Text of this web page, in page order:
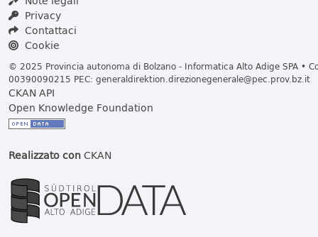
Privacy
Contattaci
Cookie
© 2025 Provincia autonoma di Bolzano - Informatica Alto Adige SPA •
00390090215 PEC: generaldirektion.direzionegenerale@pec.prov.bz.it
CKAN API
Open Knowledge Foundation
Realizzato conCKAN